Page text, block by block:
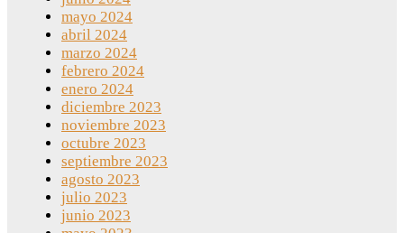
mayo 2024
abril 2024
marzo 2024
febrero 2024
enero 2024
diciembre 2023
noviembre 2023
octubre 2023
septiembre 2023
agosto 2023
julio 2023
junio 2023